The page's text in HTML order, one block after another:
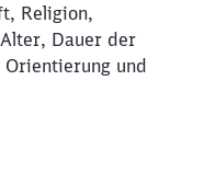
Religion,
Dauer der
und